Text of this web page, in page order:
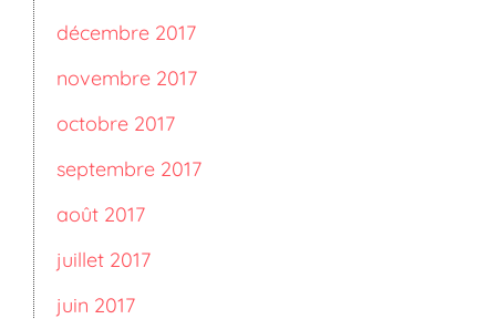
décembre 2017
novembre 2017
octobre 2017
septembre 2017
août 2017
juillet 2017
juin 2017